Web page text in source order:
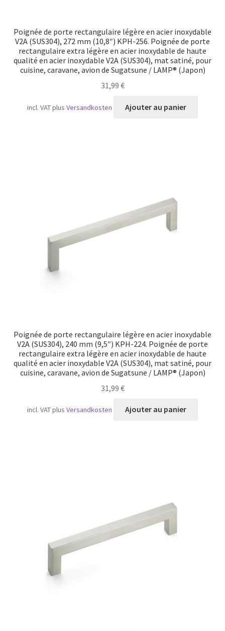
Poignée de porte rectangulaire légère en acier inoxydable
V2A (SUS304), 272 mm (10,8″) KPH-256. Poignée de porte
rectangulaire extra légère en acier inoxydable de haute
qualité en acier inoxydable V2A (SUS304), mat satiné, pour
cuisine, caravane, avion de Sugatsune / LAMP® (Japon)
31,99 €
incl. VATplusVersandkosten Ajouter au panier
Poignée de porte rectangulaire légère en acier inoxydable
V2A (SUS304), 240 mm (9,5″) KPH-224. Poignée de porte
rectangulaire extra légère en acier inoxydable de haute
qualité en acier inoxydable V2A (SUS304), mat satiné, pour
cuisine, caravane, avion de Sugatsune / LAMP® (Japon)
31,99 €
incl. VATplusVersandkosten Ajouter au panier